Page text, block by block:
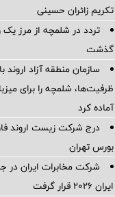
تکریم زائران حسینی
تردد در شلمچه از مرز یک
گذشت
سازمان منطقه آزاد
ظرفیت‌ها، شلمچه را برای
آماده کرد
درج شرکت زیست اروند
بورس تهران
شرکت مخابرات ایران در
ایران ۲۰۲۶ قرار گرفت